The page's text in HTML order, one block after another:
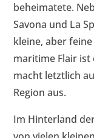
beheimatete.
Savona und La
kleine, aber
maritime Flair
macht letztlich
Region aus.
Im Hinterland